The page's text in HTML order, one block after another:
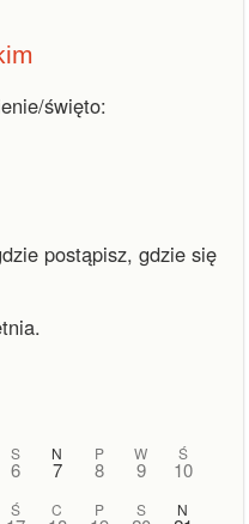
święto:
postąpisz, gdzie się
S
6
N
7
P
8
W
9
Ś
10
Ś C P S N